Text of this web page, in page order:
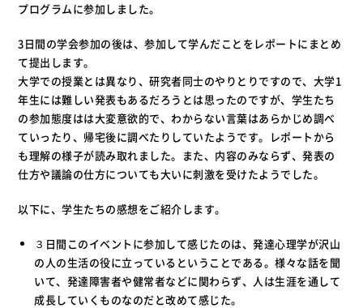
プログラムに参加しました。
3日間の学会参加の後は、参加して学んだことをレポートにまとめ
て提出します。
大学での授業とは異なり、研究者同士のやりとりですので、大学1
年生には難しい発表もあるだろうとは思ったのですが、学生たち
の参加態度はは大変意欲的で、わからない言葉はあらかじめ調べ
ていったり、帰宅後に調べたりしていたようです。レポートから
も理解の様子が読み取れました。また、内容のみならず、発表の
仕方や議論の仕方についても大いに刺激を受けたようでした。
以下に、学生たちの感想をご紹介します。
３日間このイベントに参加して感じたのは、発達心理学が沢山
の人の生活の役に立っているということである。様々な話を聞
いて、発達障害者や健常者などに関わらず、人は生涯を通して
成長していくものなのだと改めて感じた。